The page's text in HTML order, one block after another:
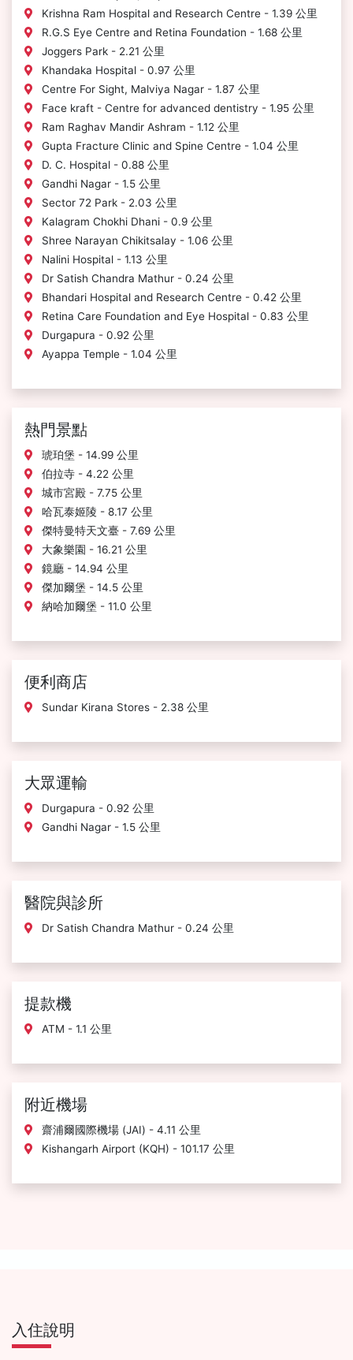
Krishna Ram Hospital and Research Centre - 1.39 公里
R.G.S Eye Centre and Retina Foundation - 1.68 公里
Joggers Park - 2.21 公里
Khandaka Hospital - 0.97 公里
Centre For Sight, Malviya Nagar - 1.87 公里
Face kraft - Centre for advanced dentistry - 1.95 公里
Ram Raghav Mandir Ashram - 1.12 公里
Gupta Fracture Clinic and Spine Centre - 1.04 公里
D. C. Hospital - 0.88 公里
Gandhi Nagar - 1.5 公里
Sector 72 Park - 2.03 公里
Kalagram Chokhi Dhani - 0.9 公里
Shree Narayan Chikitsalay - 1.06 公里
Nalini Hospital - 1.13 公里
Dr Satish Chandra Mathur - 0.24 公里
Bhandari Hospital and Research Centre - 0.42 公里
Retina Care Foundation and Eye Hospital - 0.83 公里
Durgapura - 0.92 公里
Ayappa Temple - 1.04 公里
熱門景點
琥珀堡 - 14.99 公里
伯拉寺 - 4.22 公里
城市宮殿 - 7.75 公里
哈瓦泰姬陵 - 8.17 公里
傑特曼特天文臺 - 7.69 公里
大象樂園 - 16.21 公里
鏡廳 - 14.94 公里
傑加爾堡 - 14.5 公里
納哈加爾堡 - 11.0 公里
便利商店
Sundar Kirana Stores - 2.38 公里
大眾運輸
Durgapura - 0.92 公里
Gandhi Nagar - 1.5 公里
醫院與診所
Dr Satish Chandra Mathur - 0.24 公里
提款機
ATM - 1.1 公里
附近機場
齋浦爾國際機場 (JAI) - 4.11 公里
Kishangarh Airport (KQH) - 101.17 公里
入住說明